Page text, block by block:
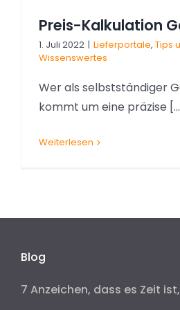
Preis-Kalkulation
1. Juli 2022 | Lieferportale, Tips
Wissenswertes
Wer als selbstständiger
kommt um eine präzise
Weiterlesen
Blog
7 Anzeichen, dass es Zeit